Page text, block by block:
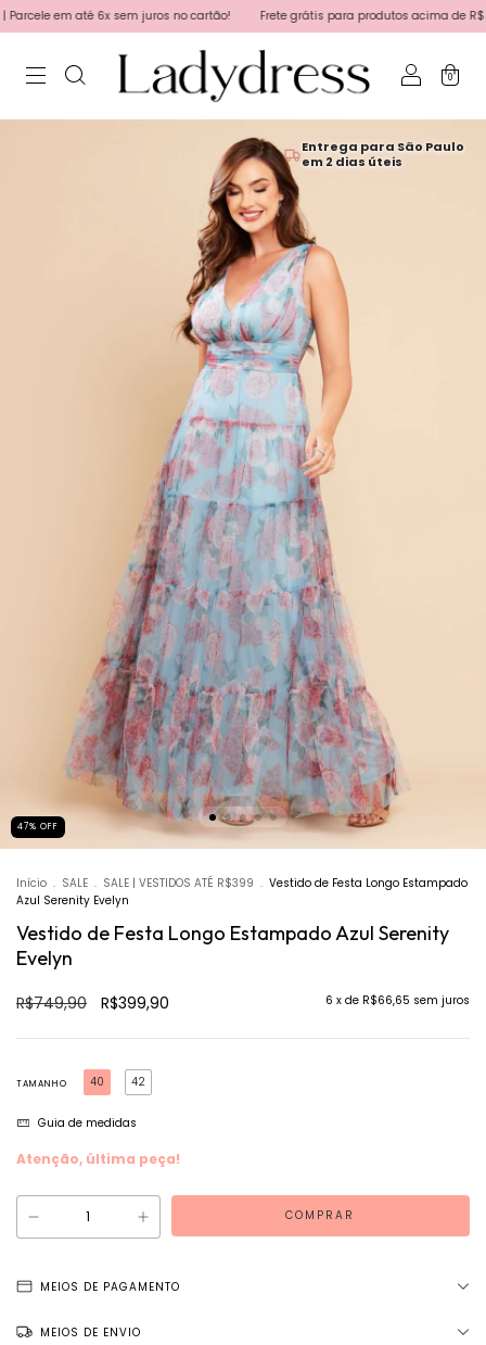
em até 6x sem juros no cartão! Frete grátis para produtos acima de R$
0
47% OFF
Entrega para São Paulo
em 2 dias úteis
Início . SALE . SALE | VESTIDOS ATÉ R$399 . Vestido de Festa Longo Estampado
Azul Serenity Evelyn
Vestido de Festa Longo Estampado Azul Serenity
Evelyn
R$749,90 R$399,90 6 x de R$66,65 sem juros
TAMANHO 40 42
Guia de medidas
Atenção, última peça!
MEIOS DE PAGAMENTO
MEIOS DE ENVIO